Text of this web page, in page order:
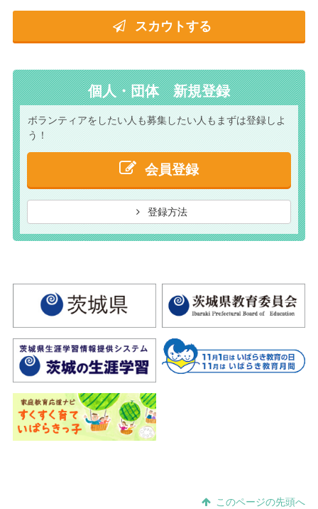
スカウトする
個人・団体 新規登録
ボランティアをしたい人も募集したい人もまずは登録しよ
う！
会員登録
登録方法
このページの先頭へ